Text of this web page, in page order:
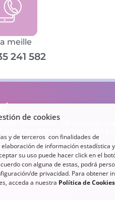
de cookies
y de terceros con finalidades de
de información estadística
su uso puede hacer click en el
con alguna de estas, podrá
de privacidad. Para obtener
acceda a nuestra Política de Cookies
meille
241 582
elämämme. Oli ennen ja
tämän tehtävän tehdä
mahdottomasta mahdollista.
yli 200 ihmistä 11 maassa.